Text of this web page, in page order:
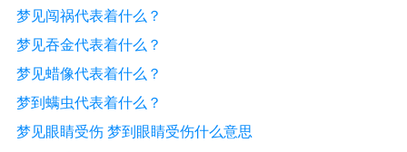
梦见闯祸代表着什么？
梦见吞金代表着什么？
梦见蜡像代表着什么？
梦到螨虫代表着什么？
梦见眼睛受伤 梦到眼睛受伤什么意思